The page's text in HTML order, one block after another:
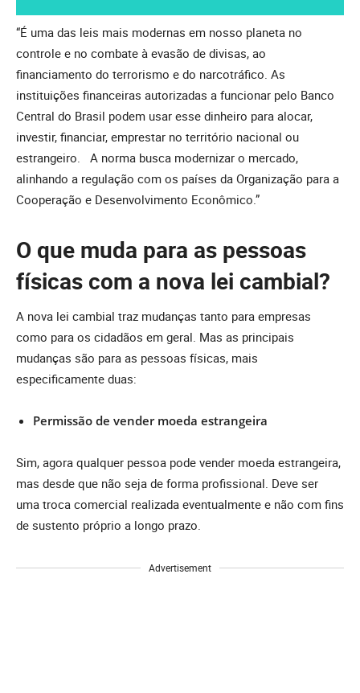
“É uma das leis mais modernas em nosso planeta no
controle e no combate à evasão de divisas, ao
financiamento do terrorismo e do narcotráfico. As
instituições financeiras autorizadas a funcionar pelo Banco
Central do Brasil podem usar esse dinheiro para alocar,
investir, financiar, emprestar no território nacional ou
estrangeiro. A norma busca modernizar o mercado,
alinhando a regulação com os países da Organização para a
Cooperação e Desenvolvimento Econômico.”
O que muda para as pessoas
físicas com a nova lei cambial?
A nova lei cambial traz mudanças tanto para empresas
como para os cidadãos em geral. Mas as principais
mudanças são para as pessoas físicas, mais
especificamente duas:
Permissão de vender moeda estrangeira
Sim, agora qualquer pessoa pode vender moeda estrangeira,
mas desde que não seja de forma profissional. Deve ser
uma troca comercial realizada eventualmente e não com fins
de sustento próprio a longo prazo.
Advertisement